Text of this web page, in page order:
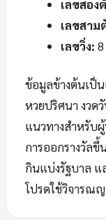
เลขสอง
เลขสาม
เลขวิ่ง: 8
ข้อมูลข้างต้นเป็น
หวยปริศนา งวด
แนวทางสำหรับ
การออกรางวัล
กินแบ่งรัฐบาล แ
โปรดใช้วิจารณ